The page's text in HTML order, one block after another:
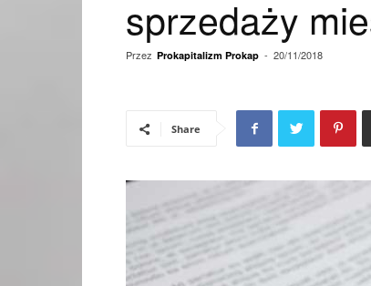
sprzedaży
Przez Prokapitalizm Prokap - 20/11/2018
Share